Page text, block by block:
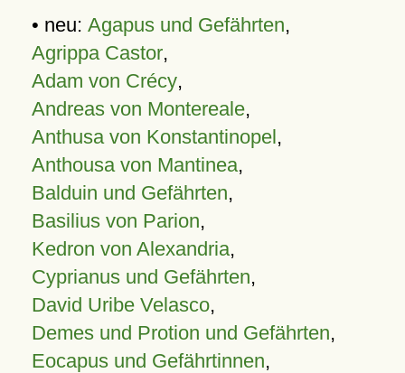
• neu: Agapus und Gefährten,
Agrippa Castor,
Adam von Crécy,
Andreas von Montereale,
Anthusa von Konstantinopel,
Anthousa von Mantinea,
Balduin und Gefährten,
Basilius von Parion,
Kedron von Alexandria,
Cyprianus und Gefährten,
David Uribe Velasco,
Demes und Protion und Gefährten,
Eocapus und Gefährtinnen,